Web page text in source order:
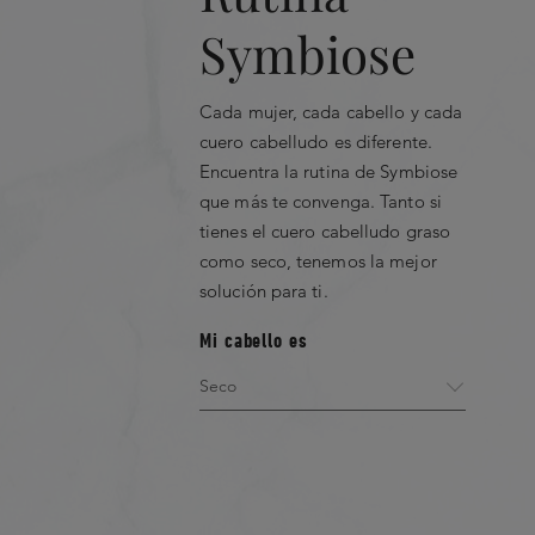
Reduce la proliferación de la
implicada en el proceso de
Lista completa de ingredientes
Agua / Agua / Eau • Cocoil
sulfosuccinato de disodio •
sulfoacetato de sodio • Lauroil
Glicerina • Perfume / Fragancia •
Cocamidopropil betaína • Ppg-5-
Cítrico Ácido • Hidróxido de sodio •
de propilenglicol Peg-55 •
Ácido benzoico • Escualano •
bencilo • Alcohol bencílico • Linalool
MORE INFORMATION ON THE
Symbiose
Cada mujer, cada cabello y cada
cuero cabelludo es diferente.
Encuentra la rutina de Symbiose
que más te convenga. Tanto si
tienes el cuero cabelludo graso
como seco, tenemos la mejor
solución para ti.
Mi cabello es